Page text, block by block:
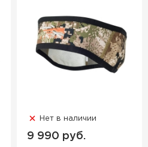
Нет в наличии
9 990 руб.